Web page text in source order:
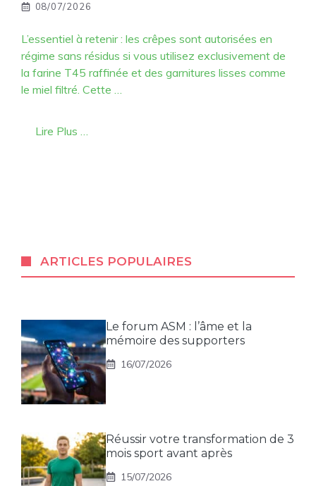
08/07/2026
L’essentiel à retenir : les crêpes sont autorisées en
régime sans résidus si vous utilisez exclusivement de
la farine T45 raffinée et des garnitures lisses comme
le miel filtré. Cette …
Lire Plus …
ARTICLES POPULAIRES
Le forum ASM : l’âme et la
mémoire des supporters
16/07/2026
Réussir votre transformation de 3
mois sport avant après
15/07/2026